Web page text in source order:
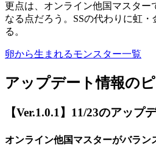
更点は、オンライン他国マスター
なる点だろう。SSの代わりに虹
る。
卵から生まれるモンスター一覧
アップデート情報の
【Ver.1.0.1】11/23のアップ
オンライン他国マスターがバラン